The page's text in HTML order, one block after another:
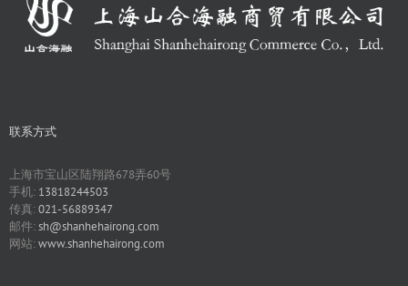
联系方式
上海市宝山区陆翔路678弄60号
手机: 13818244503
传真:021-56889347
邮件:sh@shanhehairong.com
网站:www.shanhehairong.com